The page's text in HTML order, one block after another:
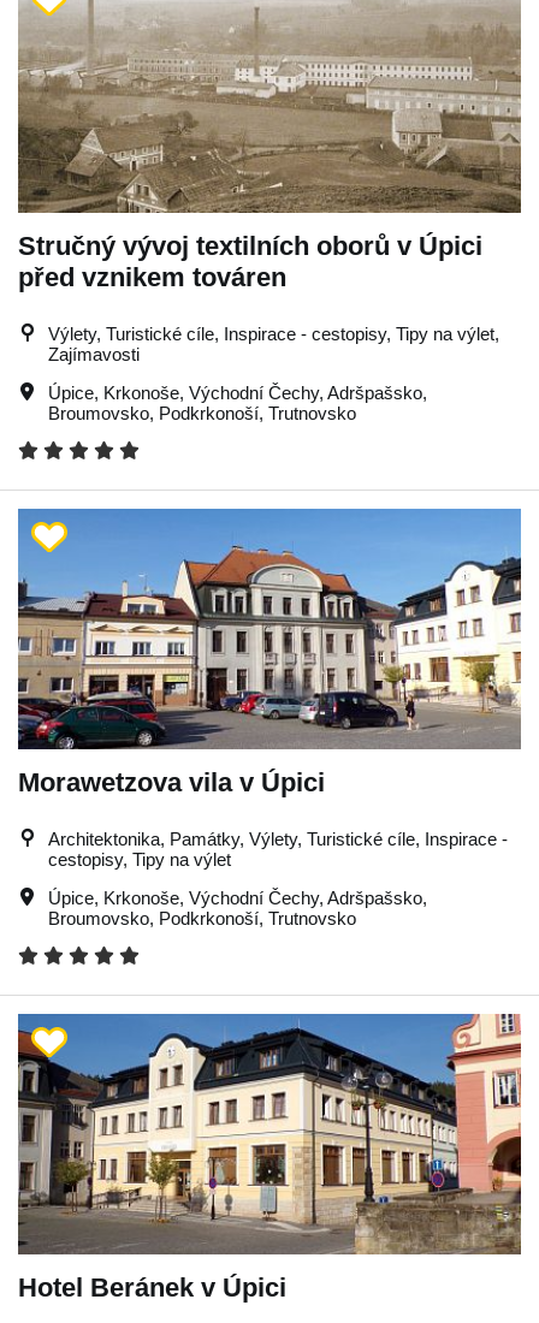
Stručný vývoj textilních oborů v Úpici
před vznikem továren
Výlety, Turistické cíle, Inspirace - cestopisy, Tipy na výlet,
Zajímavosti
Úpice, Krkonoše, Východní Čechy, Adršpašsko,
Broumovsko, Podkrkonoší, Trutnovsko
Morawetzova vila v Úpici
Architektonika, Památky, Výlety, Turistické cíle, Inspirace -
cestopisy, Tipy na výlet
Úpice, Krkonoše, Východní Čechy, Adršpašsko,
Broumovsko, Podkrkonoší, Trutnovsko
Hotel Beránek v Úpici